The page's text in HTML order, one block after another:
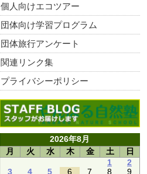
個人向けエコツアー
団体向け学習プログラム
団体旅行アンケート
関連リンク集
プライバシーポリシー
2026年8月
月
火 水 木 金 土
日
1
2
3
4 5 6 7 8
9